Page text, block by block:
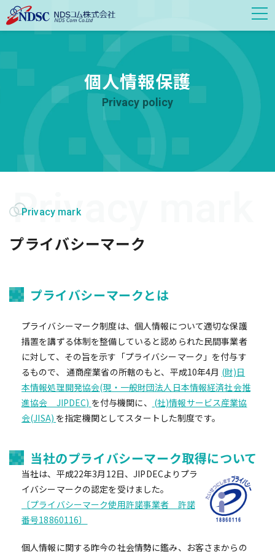
個人情報保護
Privacy policy
Privacy mark
プライバシーマーク
プライバシーマークとは
プライバシーマーク制度は、個人情報について適切な保護
措置を講ずる体制を整備していると認められた民間事業者
に対して、その旨を示す「プライバシーマーク」を付与す
るもので、 通商産業省の所轄のもと、平成10年4月 (財)日
本情報処理開発協会(現・一般財団法人日本情報経済社会推
進協会 JIPDEC) を付与機関に、
(社)情報サービス産業協
会(JISA) を指定機関としてスタートした制度です。
当社のプライバシーマーク取得について
当社は、平成22年3月12日、JIPDECよりプラ
イバシーマークの認定を受けました。
〔プライバシーマーク使用許諾事業者 許諾
番号18860116〕
個人情報に関する昨今の社会情勢に鑑み、お客さまからの